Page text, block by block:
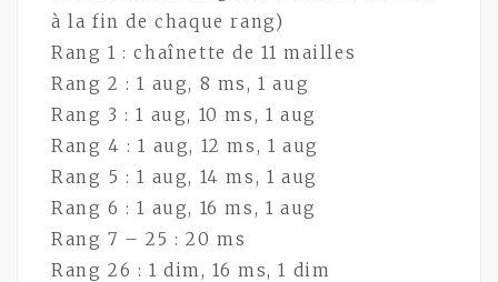
à la fin de chaque rang)
Rang 1 : chaînette de 11 mailles
Rang 2 : 1 aug, 8 ms, 1 aug
Rang 3 : 1 aug, 10 ms, 1 aug
Rang 4 : 1 aug, 12 ms, 1 aug
Rang 5 : 1 aug, 14 ms, 1 aug
Rang 6 : 1 aug, 16 ms, 1 aug
Rang 7 – 25 : 20 ms
Rang 26 : 1 dim, 16 ms, 1 dim